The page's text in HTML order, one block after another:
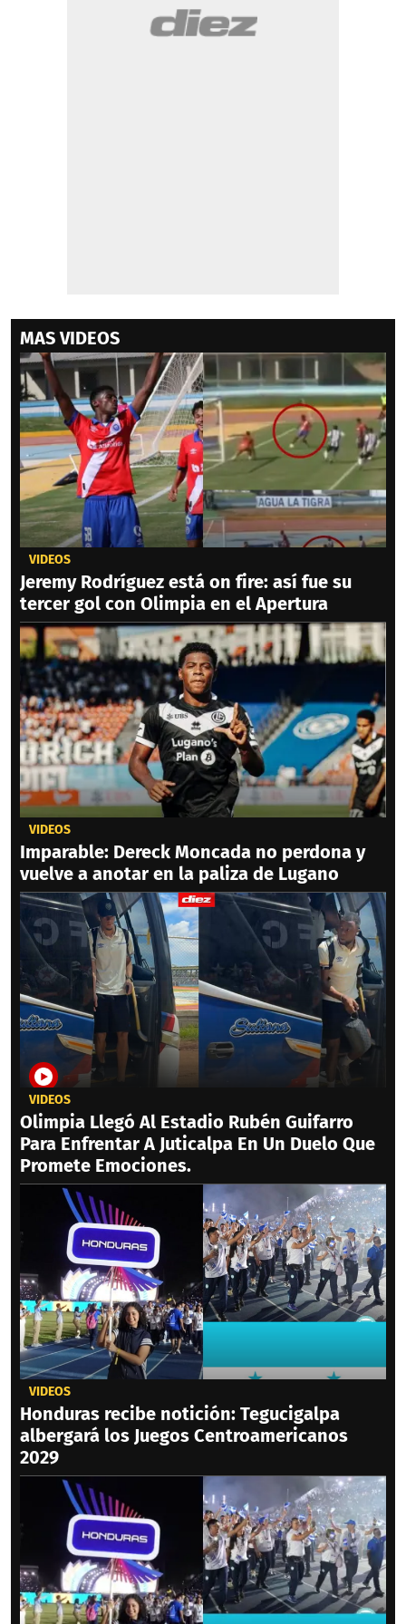
MAS VIDEOS
VIDEOS
Jeremy Rodríguez está on fire: así fue su
tercer gol con Olimpia en el Apertura
VIDEOS
Imparable: Dereck Moncada no perdona y
vuelve a anotar en la paliza de Lugano
VIDEOS
Olimpia Llegó Al Estadio Rubén Guifarro
Para Enfrentar A Juticalpa En Un Duelo Que
Promete Emociones.
VIDEOS
Honduras recibe notición: Tegucigalpa
albergará los Juegos Centroamericanos
2029